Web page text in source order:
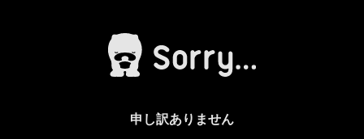
申し訳ありません